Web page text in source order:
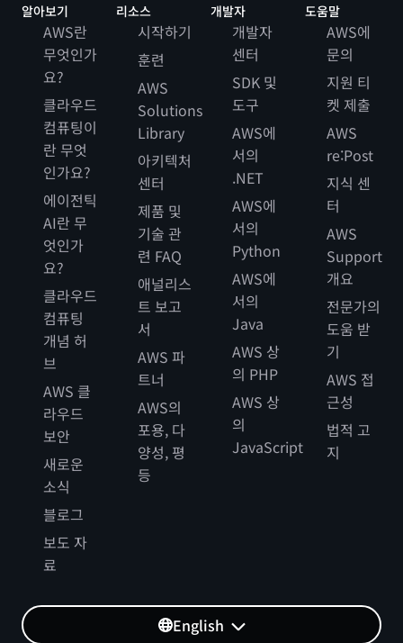
알아보기
AWS란
무엇인가
요?
클라우드
컴퓨팅이
란 무엇
인가요?
에이전틱
AI란 무
엇인가
요?
클라우드
컴퓨팅
개념 허
브
AWS 클
라우드
보안
새로운
소식
블로그
보도 자
료
리소스
시작하기
훈련
AWS
Solutions
Library
아키텍처
센터
제품 및
기술 관
련 FAQ
애널리스
트 보고
서
AWS 파
트너
AWS의
포용, 다
양성, 평
등
개발자
개발자
센터
SDK 및
도구
AWS에
서의
.NET
AWS에
서의
Python
AWS에
서의
Java
AWS 상
의 PHP
AWS 상
의
JavaScript
도움말
AWS에
문의
지원 티
켓 제출
AWS
re:Post
지식 센
터
AWS
Support
개요
전문가의
도움 받
기
AWS 접
근성
법적 고
지
English